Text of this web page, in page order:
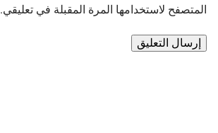
المتصفح لاستخدامها المرة المقبلة في تعليقي.